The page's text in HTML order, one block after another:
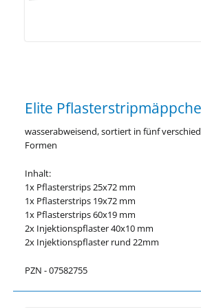
Elite
wasserabweisend, sortiert in fünf
Formen
Inhalt:
1x Pflasterstrips 25x72 mm
1x Pflasterstrips 19x72 mm
1x Pflasterstrips 60x19 mm
2x Injektionspflaster 40x10 mm
2x Injektionspflaster rund 22mm
PZN - 07582755